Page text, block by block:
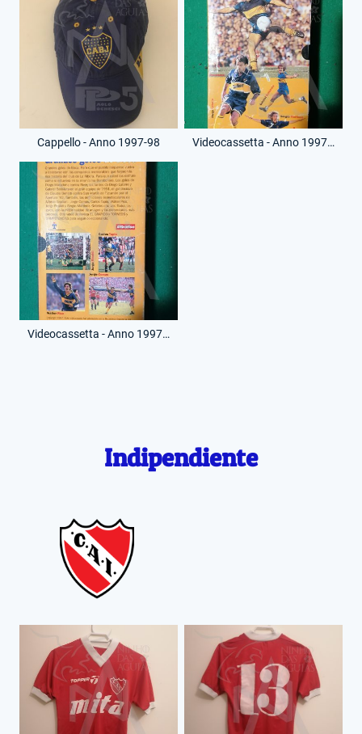
Cappello - Anno 1997-98 Videocassetta - Anno 1997 - El Grafico - Grandes Goles de Boca - (Fronte)
Videocassetta - Anno 1997 - El Grafico - Grandes Goles de Boca - (Retro)
Indipendiente